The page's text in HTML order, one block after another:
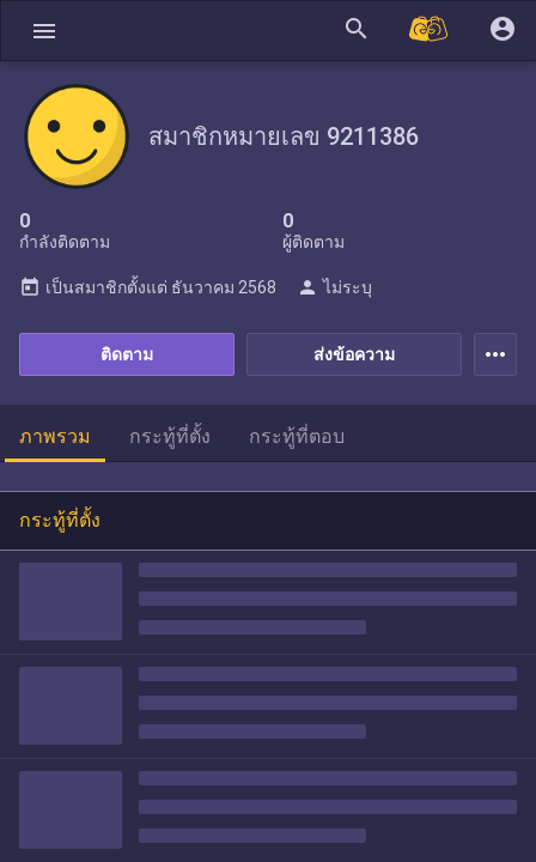
menu search account_circle
สมาชิกหมายเลข 9211386
0
กำลังติดตาม
0
ผู้ติดตาม
ส่งข้อความ
ติดตาม
today เป็นสมาชิกตั้งแต่ ธันวาคม 2568 person ไม่ระบุ
more_horiz
ภาพรวม กระทู้ที่ตั้ง กระทู้ที่ตอบ
กระทู้ที่ตั้ง